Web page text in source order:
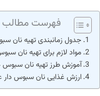
فهرست مطالب
جدول زمانبندی تهیه نان
مواد لازم برای تهیه نان
آموزش طرز تهیه نان سبوس
ارزش غذایی نان سبوس